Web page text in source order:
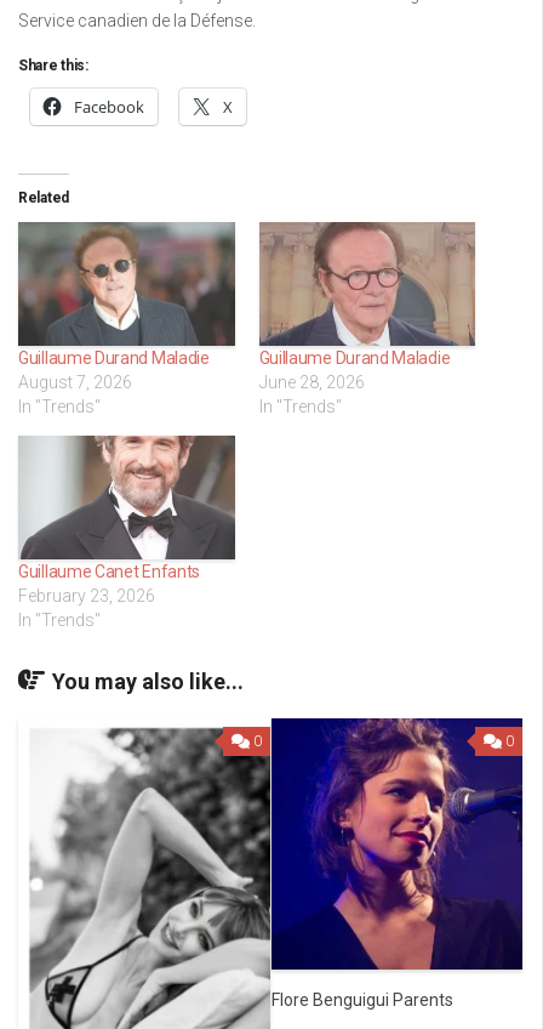
Service canadien de la Défense.
Share this:
Facebook X
Related
Guillaume Durand Maladie
August 7, 2026
In "Trends"
Guillaume Durand Maladie
June 28, 2026
In "Trends"
Guillaume Canet Enfants
February 23, 2026
In "Trends"
You may also like...
0 0
Flore Benguigui Parents